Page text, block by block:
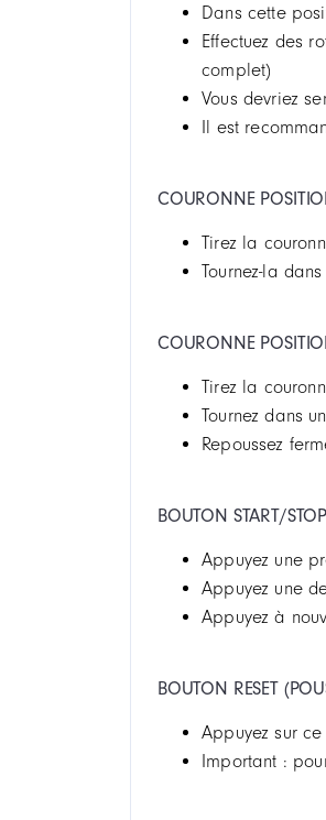
Dans cette
Effectuez des
complet)
Vous devriez
Il est
COURONNE
Tirez la
Tournez-la
COURONNE
Tirez la
Tournez dans
Repoussez
BOUTON START/
Appuyez une
Appuyez une
Appuyez à
BOUTON RESET
Appuyez sur
Important :